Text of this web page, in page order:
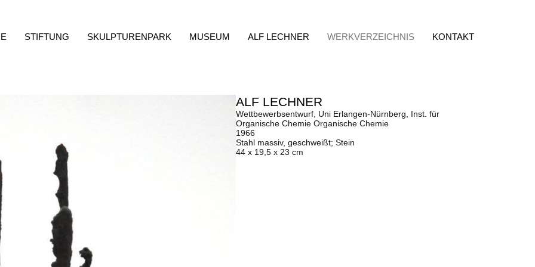
STIFTUNG SKULPTURENPARK MUSEUM ALF LECHNER WERKVERZEICHNIS KONTAKT
ALF LECHNER
Wettbewerbsentwurf, Uni Erlangen-Nürnberg, Inst. für
Organische Chemie Organische Chemie
1966
Stahl massiv, geschweißt; Stein
44 x 19,5 x 23 cm